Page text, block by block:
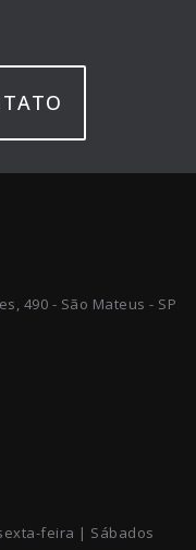
490 - São Mateus - SP
feira | Sábados